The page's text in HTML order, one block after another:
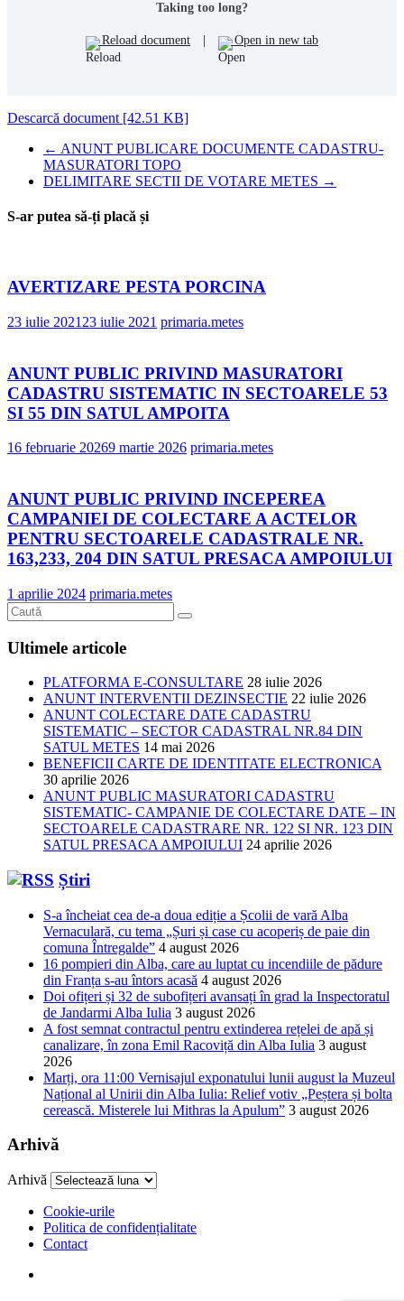
Taking too long?
Reload document Open in new tab
Descarcă document [42.51 KB]
← ANUNT PUBLICARE DOCUMENTE CADASTRU-
MASURATORI TOPO
DELIMITARE SECTII DE VOTARE METES →
S-ar putea să-ți placă și
AVERTIZARE PESTA PORCINA
23 iulie 2021 23 iulie 2021 primaria.metes
ANUNT PUBLIC PRIVIND MASURATORI
CADASTRU SISTEMATIC IN SECTOARELE 53
SI 55 DIN SATUL AMPOITA
16 februarie 20269 martie 2026 primaria.metes
ANUNT PUBLIC PRIVIND INCEPEREA
CAMPANIEI DE COLECTARE A ACTELOR
PENTRU SECTOARELE CADASTRALE NR.
163,233, 204 DIN SATUL PRESACA AMPOIULUI
1 aprilie 2024 primaria.metes
Ultimele articole
PLATFORMA E-CONSULTARE 28 iulie 2026
ANUNT INTERVENTII DEZINSECTIE 22 iulie 2026
ANUNT COLECTARE DATE CADASTRU
SISTEMATIC – SECTOR CADASTRAL NR.84 DIN
SATUL METES 14 mai 2026
BENEFICII CARTE DE IDENTITATE ELECTRONICA
30 aprilie 2026
ANUNT PUBLIC MASURATORI CADASTRU
SISTEMATIC- CAMPANIE DE COLECTARE DATE – IN
SECTOARELE CADASTRARE NR. 122 SI NR. 123 DIN
SATUL PRESACA AMPOIULUI 24 aprilie 2026
Știri
S-a încheiat cea de-a doua ediție a Școlii de vară Alba
Vernaculară, cu tema „Șuri și case cu acoperiș de paie din
comuna Întregalde” 4 august 2026
16 pompieri din Alba, care au luptat cu incendiile de pădure
din Franța s-au întors acasă 4 august 2026
Doi ofițeri și 32 de subofițeri avansați în grad la Inspectoratul
de Jandarmi Alba Iulia 3 august 2026
A fost semnat contractul pentru extinderea rețelei de apă și
canalizare, în zona Emil Racoviță din Alba Iulia 3 august
2026
Marți, ora 11:00 Vernisajul exponatului lunii august la Muzeul
Național al Unirii din Alba Iulia: Relief votiv „Peștera și bolta
cerească. Misterele lui Mithras la Apulum” 3 august 2026
Arhivă
Arhivă
Cookie-urile
Politica de confidențialitate
Contact